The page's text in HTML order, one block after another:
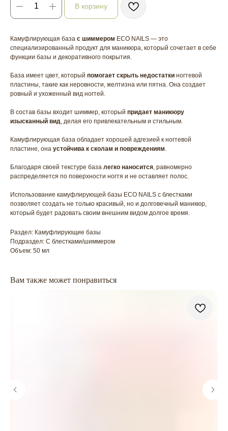
В корзину
Камуфлирующая база с шиммером ECO NAILS — это
специализированный продукт для маникюра, который сочетает в себе
функции базы и декоративного покрытия.
База имеет цвет, который помогает скрыть недостатки ногтевой
пластины, такие как неровности, желтизна или пятна. Она создает
ровный и ухоженный вид ногтей.
В состав базы входит шиммер, который придает маникюру
изысканный вид, делая его привлекательным и стильным.
Камуфлирующая база обладает хорошей адгезией к ногтевой
пластине, она устойчива к сколам и повреждениям.
Благодаря своей текстуре база легко наносится, равномерно
распределяется по поверхности ногтя и не оставляет полос.
Использование камуфлирующей базы ECO NAILS с блестками
позволяет создать не только красивый, но и долговечный маникюр,
который будет радовать своим внешним видом долгое время.
Раздел: Камуфлирующие базы
Подраздел: С блестками/шиммером
Объем: 50 мл
Вам также может понравиться
ГЛАВНАЯ